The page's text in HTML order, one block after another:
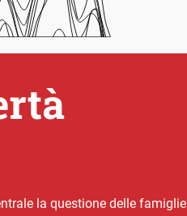
la questione delle famiglie